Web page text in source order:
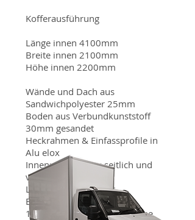
Kofferausführung
Länge innen 4100mm
Breite innen 2100mm
Höhe innen 2200mm
Wände und Dach aus
Sandwichpolyester 25mm
Boden aus Verbundkunststoff
30mm gesandet
Heckrahmen & Einfassprofile in
Alu elox
Innenrammschutz seitlich und
vorne
LED Innenleuchte mit
Bewegungsmelder
1-Reihe Alu-Kombizurrschiene